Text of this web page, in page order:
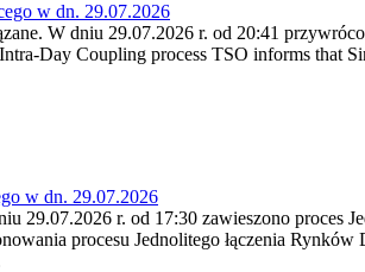
w dn. 29.07.2026
W dniu 29.07.2026 r. od 20:41
Day Coupling process TSO informs that
w dn. 29.07.2026
r. od 17:30 zawieszono proces
procesu Jednolitego łączenia